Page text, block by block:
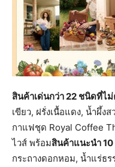
สินค้าเด่นกว่า 22 ชนิดที่ไ
เขียว, ฝรั่งเนื้อแดง, น้ำผึ้ง
กาแฟชุด Royal Coffee
ไวส์ พร้อมสินค้าแนะนำ 10
กระถางดอกหอม, น้ำแร่ธ